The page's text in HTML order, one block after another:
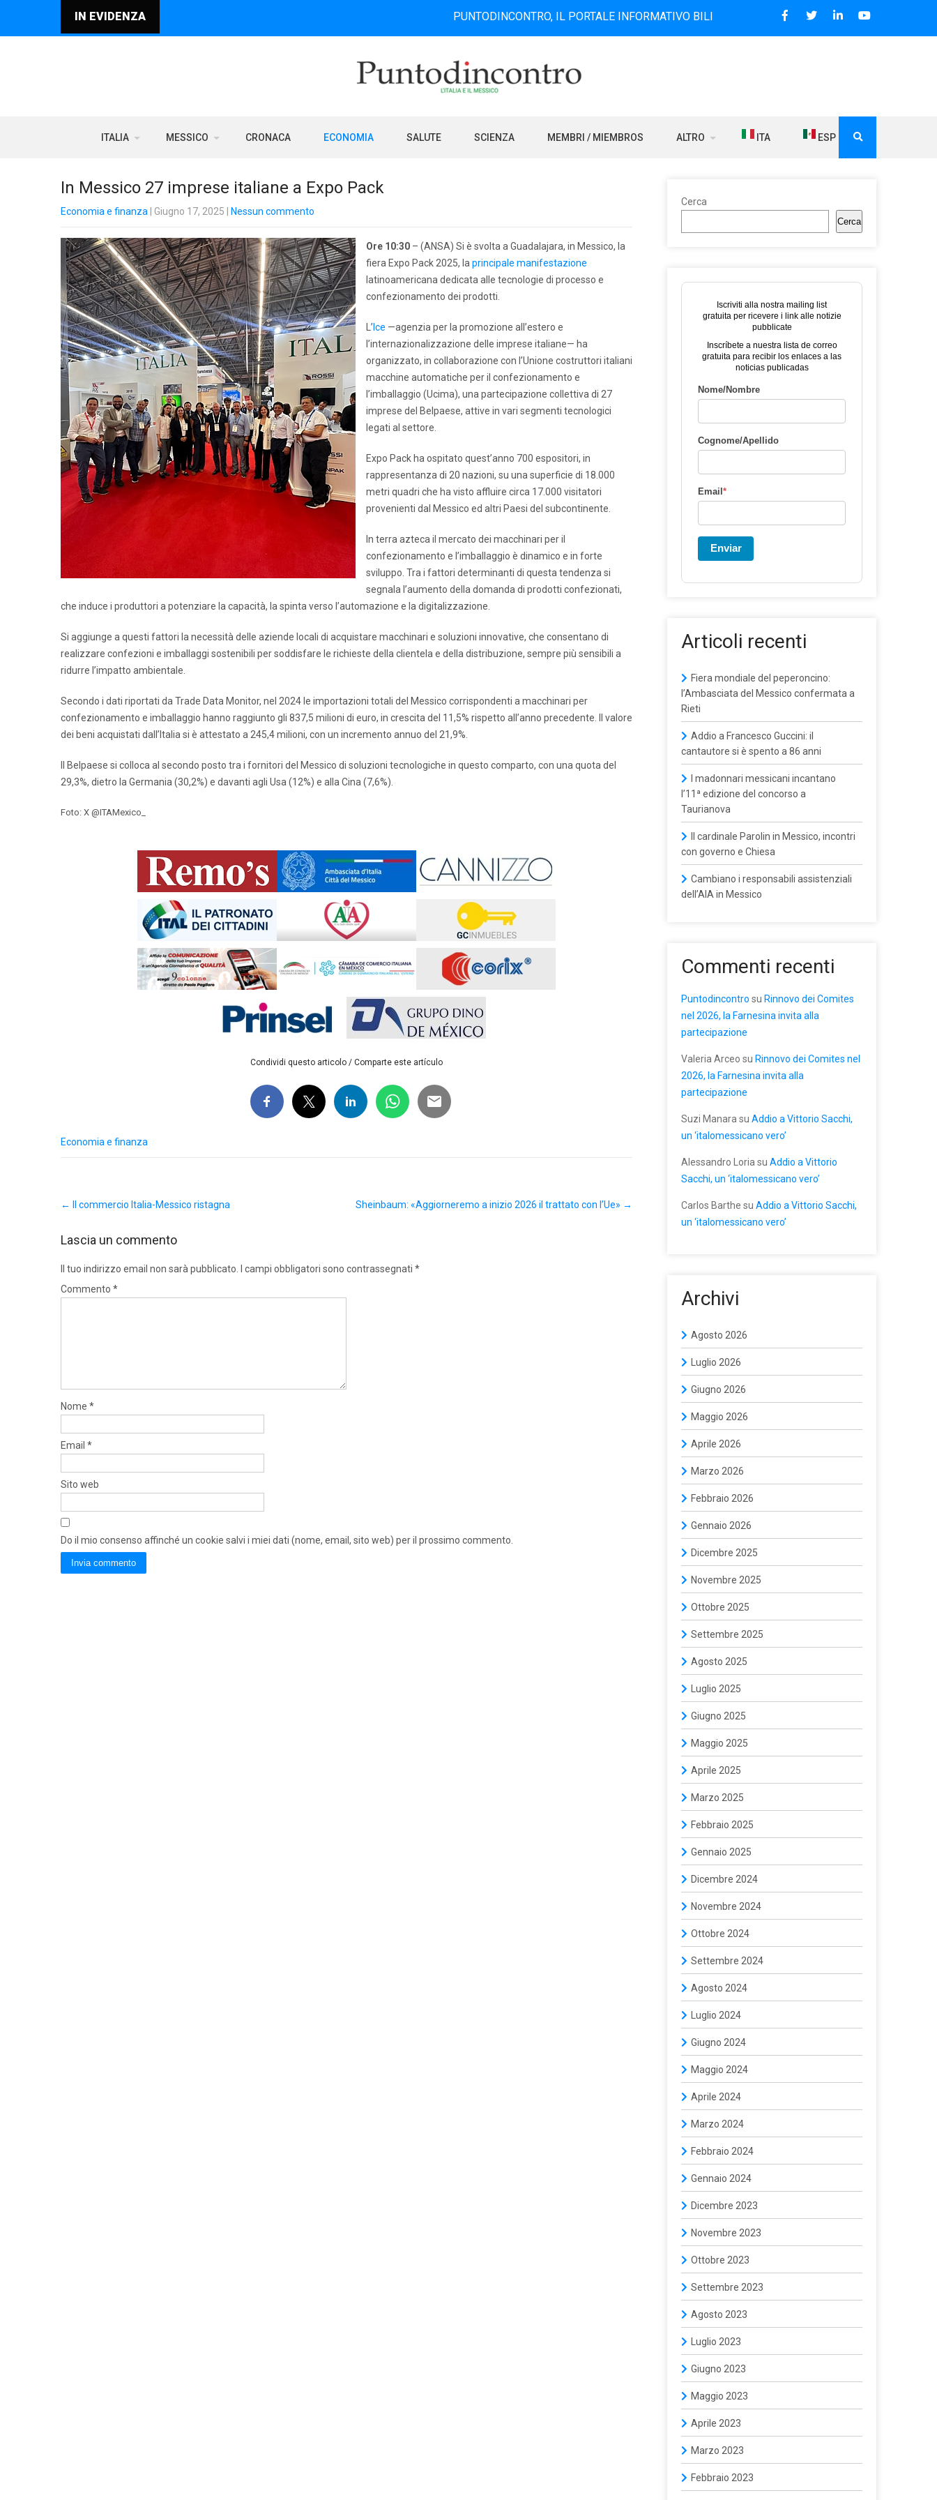
IN EVIDENZA PUNTODINCONTRO, IL PORTALE INFORMATIVO BILINGUE CHE DAL 2006 DIFFONDE NOTIZIE SUI
ITALIA MESSICO CRONACA ECONOMIA SALUTE SCIENZA MEMBRI / MIEMBROS ALTRO ITA ESP
In Messico 27 imprese italiane a Expo Pack
Economia e finanza | Giugno 17, 2025 Nessun commento
Ore 10:30 – (ANSA) Si è svolta a Guadalajara, in Messico, la
fiera Expo Pack 2025, la principale manifestazione
latinoamericana dedicata alle tecnologie di processo e
confezionamento dei prodotti.
L’ Ice —agenzia per la promozione all’estero e
l’internazionalizzazione delle imprese italiane— ha
organizzato, in collaborazione con l’Unione costruttori italiani
macchine automatiche per il confezionamento e
l’imballaggio (Ucima), una partecipazione collettiva di 27
imprese del Belpaese, attive in vari segmenti tecnologici
legati al settore.
Expo Pack ha ospitato quest’anno 700 espositori, in
rappresentanza di 20 nazioni, su una superficie di 18.000
metri quadri che ha visto affluire circa 17.000 visitatori
provenienti dal Messico ed altri Paesi del subcontinente.
In terra azteca il mercato dei macchinari per il
confezionamento e l’imballaggio è dinamico e in forte
sviluppo. Tra i fattori determinanti di questa tendenza si
segnala l’aumento della domanda di prodotti confezionati,
che induce i produttori a potenziare la capacità, la spinta verso l’automazione e la digitalizzazione.
Si aggiunge a questi fattori la necessità delle aziende locali di acquistare macchinari e soluzioni innovative, che consentano di
realizzare confezioni e imballaggi sostenibili per soddisfare le richieste della clientela e della distribuzione, sempre più sensibili a
ridurre l’impatto ambientale.
Secondo i dati riportati da Trade Data Monitor, nel 2024 le importazioni totali del Messico corrispondenti a macchinari per
confezionamento e imballaggio hanno raggiunto gli 837,5 milioni di euro, in crescita del 11,5% rispetto all’anno precedente. Il valore
dei beni acquistati dall’Italia si è attestato a 245,4 milioni, con un incremento annuo del 21,9%.
Il Belpaese si colloca al secondo posto tra i fornitori del Messico di soluzioni tecnologiche in questo comparto, con una quota del
29,3%, dietro la Germania (30,2%) e davanti agli Usa (12%) e alla Cina (7,6%).
Foto: X @ITAMexico_
Condividi questo articolo / Comparte este artículo
Economia e finanza
navigation
← Il commercio Italia-Messico ristagna Sheinbaum: «Aggiorneremo a inizio 2026 il trattato con l’Ue» →
Lascia un commento
Il tuo indirizzo email non sarà pubblicato. I campi obbligatori sono contrassegnati *
Commento *
Nome *
Email *
Sito web
Do il mio consenso affinché un cookie salvi i miei dati (nome, email, sito web) per il prossimo commento.
Cerca
Cerca
Iscriviti alla nostra mailing list
gratuita per ricevere i link alle notizie
pubblicate
Inscríbete a nuestra lista de correo
gratuita para recibir los enlaces a las
noticias publicadas
Nome/Nombre
Cognome/Apellido
Email *
Enviar
Articoli recenti
Fiera mondiale del peperoncino:
l’Ambasciata del Messico confermata a
Rieti
Addio a Francesco Guccini: il
cantautore si è spento a 86 anni
I madonnari messicani incantano
l’11ª edizione del concorso a
Taurianova
Il cardinale Parolin in Messico, incontri
con governo e Chiesa
Cambiano i responsabili assistenziali
dell’AIA in Messico
Commenti recenti
Puntodincontro su Rinnovo dei Comites
nel 2026, la Farnesina invita alla
partecipazione
Valeria Arceo su Rinnovo dei Comites nel
2026, la Farnesina invita alla
partecipazione
Suzi Manara su Addio a Vittorio Sacchi,
un ‘italomessicano vero’
Alessandro Loria su Addio a Vittorio
Sacchi, un ‘italomessicano vero’
Carlos Barthe su Addio a Vittorio Sacchi,
un ‘italomessicano vero’
Archivi
Agosto 2026
Luglio 2026
Giugno 2026
Maggio 2026
Aprile 2026
Marzo 2026
Febbraio 2026
Gennaio 2026
Dicembre 2025
Novembre 2025
Ottobre 2025
Settembre 2025
Agosto 2025
Luglio 2025
Giugno 2025
Maggio 2025
Aprile 2025
Marzo 2025
Febbraio 2025
Gennaio 2025
Dicembre 2024
Novembre 2024
Ottobre 2024
Settembre 2024
Agosto 2024
Luglio 2024
Giugno 2024
Maggio 2024
Aprile 2024
Marzo 2024
Febbraio 2024
Gennaio 2024
Dicembre 2023
Novembre 2023
Ottobre 2023
Settembre 2023
Agosto 2023
Luglio 2023
Giugno 2023
Maggio 2023
Aprile 2023
Marzo 2023
Febbraio 2023